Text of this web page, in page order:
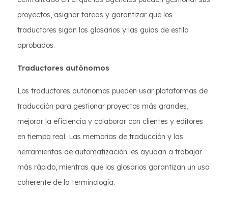
proyectos, asignar tareas y garantizar que los
traductores sigan los glosarios y las guías de estilo
aprobados.
Traductores autónomos
Los traductores autónomos pueden usar plataformas de
traducción para gestionar proyectos más grandes,
mejorar la eficiencia y colaborar con clientes y editores
en tiempo real. Las memorias de traducción y las
herramientas de automatización les ayudan a trabajar
más rápido, mientras que los glosarios garantizan un uso
coherente de la terminología.